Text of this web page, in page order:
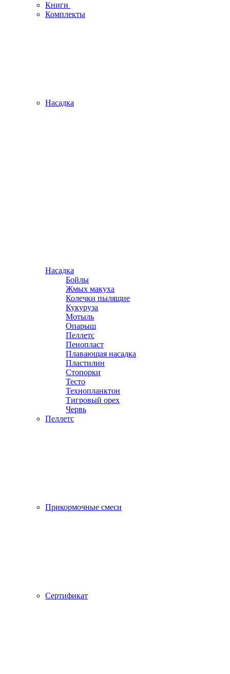
Книги
Комплекты
Насадка
Насадка
Бойлы
Жмых макуха
Колечки пылящие
Кукуруза
Мотыль
Опарыш
Пеллетс
Пенопласт
Плавающая насадка
Пластилин
Стопорки
Тесто
Технопланктон
Тигровый орех
Червь
Пеллетс
Прикормочные смеси
Сертификат